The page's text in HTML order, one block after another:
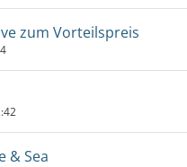
zum Vorteilspreis
& Sea